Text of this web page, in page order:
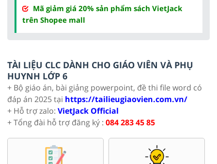
Mã giảm giá 20% sản phẩm sách VietJack
trên Shopee mall
TÀI LIỆU CLC DÀNH CHO GIÁO VIÊN VÀ PHỤ
HUYNH LỚP 6
+ Bộ giáo án, bài giảng powerpoint, đề thi file word có
đáp án 2025 tại https://tailieugiaovien.com.vn/
+ Hỗ trợ zalo: VietJack Official
+ Tổng đài hỗ trợ đăng ký : 084 283 45 85